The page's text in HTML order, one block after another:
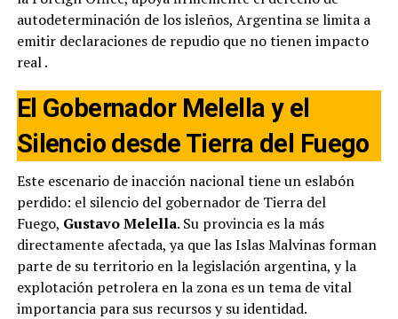
autodeterminación de los isleños, Argentina se limita a
emitir declaraciones de repudio que no tienen impacto
real.
El Gobernador Melella y el
Silencio desde Tierra del Fuego
Este escenario de inacción nacional tiene un eslabón
perdido: el silencio del gobernador de Tierra del
Fuego, Gustavo Melella. Su provincia es la más
directamente afectada, ya que las Islas Malvinas forman
parte de su territorio en la legislación argentina, y la
explotación petrolera en la zona es un tema de vital
importancia para sus recursos y su identidad.